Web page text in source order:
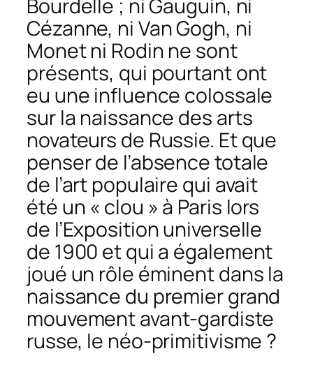
Bourdelle ; ni Gauguin, ni
Cézanne, ni Van Gogh, ni
Monet ni Rodin ne sont
présents, qui pourtant ont
eu une influence colossale
sur la naissance des arts
novateurs de Russie. Et que
penser de l’absence totale
de l’art populaire qui avait
été un « clou » à Paris lors
de l’Exposition universelle
de 1900 et qui a également
joué un rôle éminent dans la
naissance du premier grand
mouvement avant-gardiste
russe, le néo-primitivisme ?